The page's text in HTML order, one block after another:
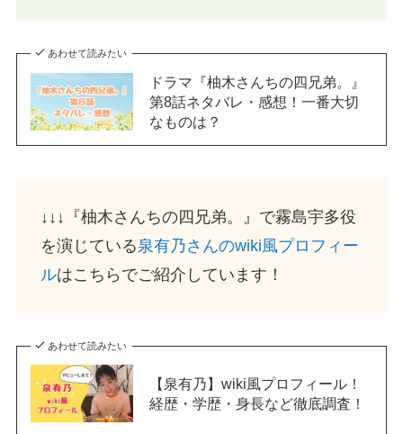
あわせて読みたい
ドラマ『柚木さんちの四兄弟。』
第8話ネタバレ・感想！一番大切
なものは？
↓↓↓『柚木さんちの四兄弟。』で霧島宇多役
を演じている泉有乃さんのwiki風プロフィー
ルはこちらでご紹介しています！
あわせて読みたい
【泉有乃】wiki風プロフィール！
経歴・学歴・身長など徹底調査！